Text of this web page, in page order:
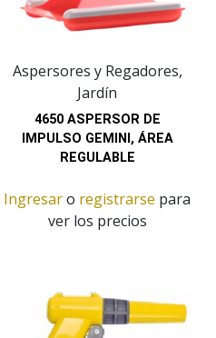
Aspersores y Regadores,
Jardín
4650 ASPERSOR DE
IMPULSO GEMINI, ÁREA
REGULABLE
Ingresaro registrarse para
ver los precios